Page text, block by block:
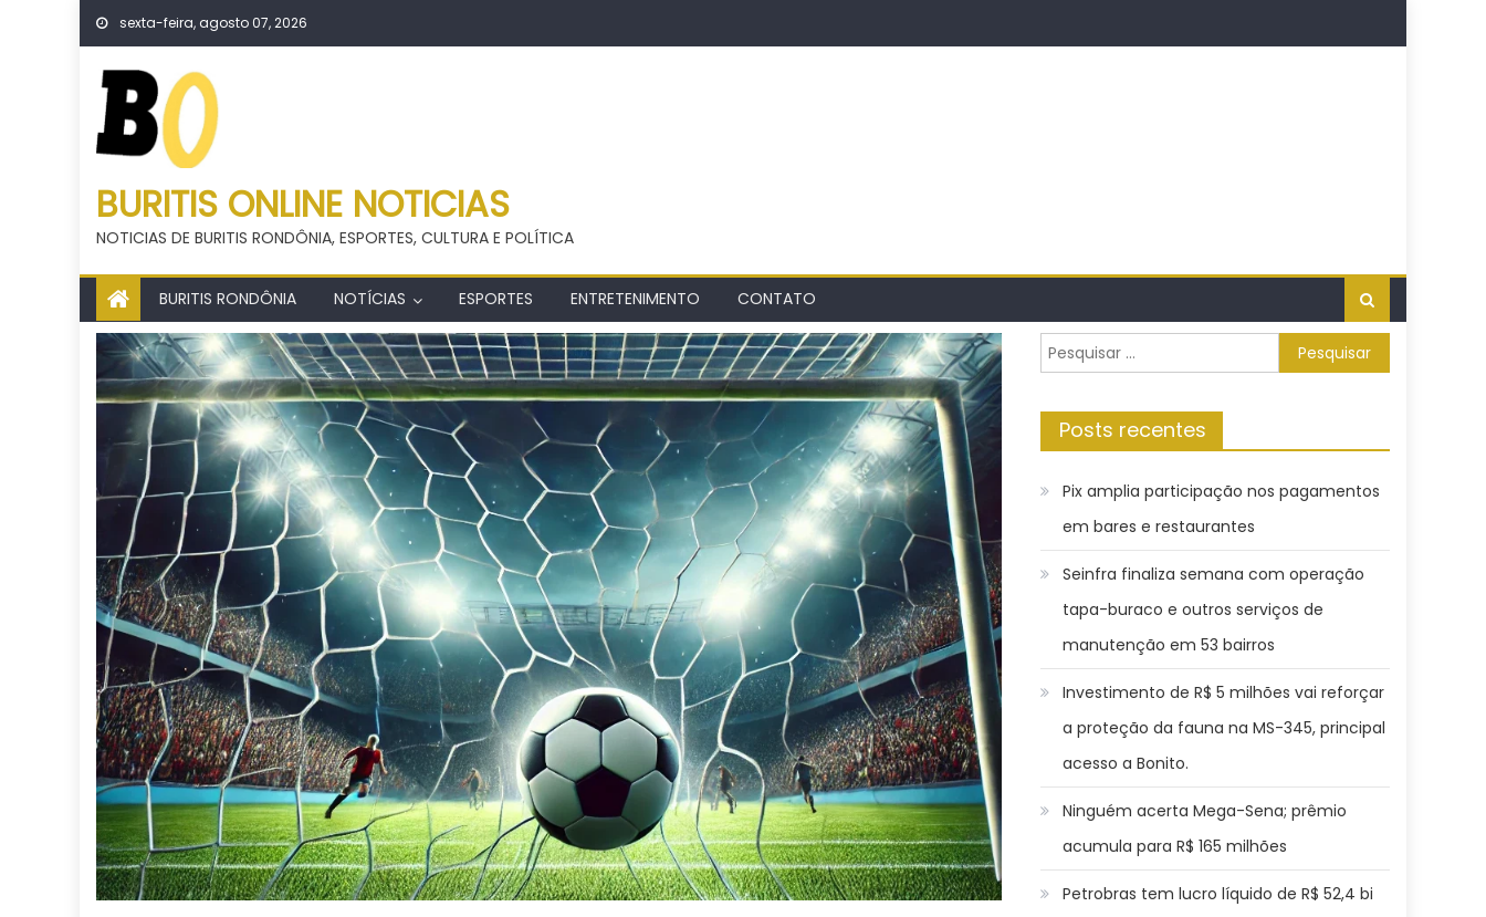
Skip
content
sexta-feira, agosto 07, 2026
BURITIS ONLINE NOTICIAS
NOTICIAS DE BURITIS RONDÔNIA, ESPORTES, CULTURA E POLÍTICA
BURITIS RONDÔNIA NOTÍCIAS ESPORTES ENTRETENIMENTO CONTATO
Pesquisar
por:
Posts recentes
Pix amplia participação nos pagamentos
em bares e restaurantes
Seinfra finaliza semana com operação
tapa-buraco e outros serviços de
manutenção em 53 bairros
Investimento de R$ 5 milhões vai reforçar
a proteção da fauna na MS-345, principal
acesso a Bonito.
Ninguém acerta Mega-Sena; prêmio
acumula para R$ 165 milhões
Petrobras tem lucro líquido de R$ 52,4 bi